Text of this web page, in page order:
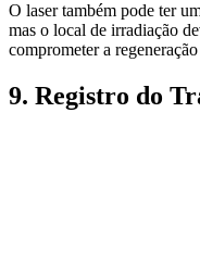
O laser também pode ter
mas o local de irradiação
comprometer a
9. Registro do